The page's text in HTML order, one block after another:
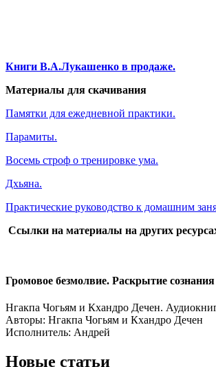
Книги В.А.Лукашенко в продаже.
Материалы для скачивания
Памятки для ежедневной практики.
Парамиты.
Восемь строф о тренировке ума.
Дхьяна.
Практические руководство к домашним
Ссылки на материалы на других
Громовое безмолвие. Раскрытие сознания
Нгакпа Чогьям и Кхандро Дечен.
Авторы: Нгакпа Чогьям и Кхандро Дечен
Исполнитель: Андрей
Новые статьи